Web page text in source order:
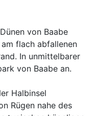
von Baabe
flach abfallenen
In unmittelbarer
von Baabe an.
Halbinsel
Rügen nahe des